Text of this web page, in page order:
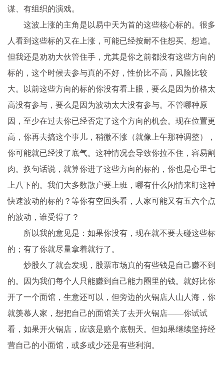
谋、有组织的演戏。
这波上涨的主角是以易中天为首的这些核心标的。很多
人看到这些标的又在上涨，可能已经按耐不住想买、想追。
但我还是劝劝大伙管住手，尤其是你之前都没有这些方向的
标的，这个时候去参与真的不好，性价比不高，风险比较
大。以前这些方向的标的你没有看上眼，要么是因为价格太
高没有参与，要么是因为波动太大没有参与。不管哪种原
因，至少在过去你已经否定了这个方向的机会。现在位置更
高，你再去搞这个事儿，稍微不涨（就像上午那种调整），
你可能就已经没了底气。这种情况会导致你拉不住，容易割
肉。换句话说，就算你进了这些方向的标的，你也是心里七
上八下的。我们大多数散户要上班，哪有什么闲情来盯这种
快速波动的标的？等你有空回头看，人家可能又有五六个点
的波动，谁受得了？
所以我的意见是：如果你没有，现在就不要去碰这些标
的；有了你就尽量拿着就行了。
炒股久了就会发现，股票市场真的有些钱是自己赚不到
的。因为我们每个人只能赚到自己能力圈里的钱。就好比你
开了一个面馆，生意还可以，但旁边的火锅店人山人海，你
就羡慕人家，想把自己的面馆关了去开火锅店——你试试
看，如果开火锅店，应该是赔个底朝天。但如果继续坚持经
营自己的小面馆，或多或少还是有些利润。